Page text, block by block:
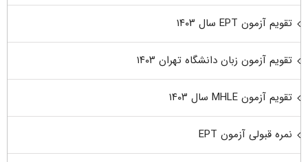
تقویم آزمون EPT سال ۱۴۰۳
تقویم آزمون زبان دانشگاه تهران ۱۴۰۳
تقویم آزمون MHLE سال ۱۴۰۳
نمره قبولی آزمون EPT